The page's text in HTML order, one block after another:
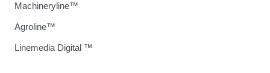
Machineryline™
Agroline™
Linemedia Digital ™